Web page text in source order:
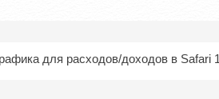
для расходов/доходов в Safari